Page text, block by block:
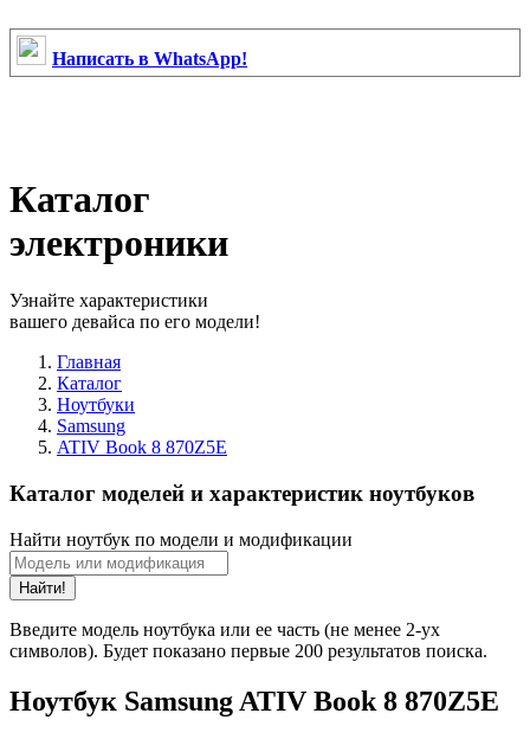
Написать в WhatsApp!
Каталог
электроники
Узнайте характеристики
вашего девайса по его модели!
Главная
Каталог
Ноутбуки
Samsung
ATIV Book 8 870Z5E
Каталог моделей и характеристик ноутбуков
Найти ноутбук по модели и модификации
Найти!
Введите модель ноутбука или ее часть (не менее 2-ух
символов). Будет показано первые 200 результатов поиска.
Ноутбук Samsung ATIV Book 8 870Z5E